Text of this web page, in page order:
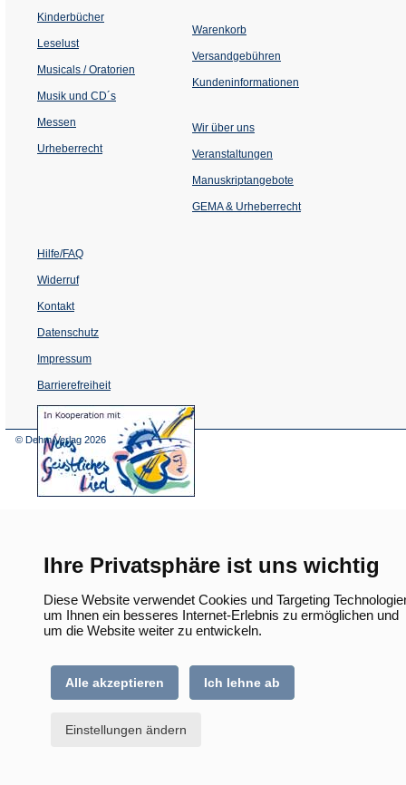
Ihre Privatsphäre ist uns wichtig
Diese Website verwendet Cookies und Targeting
um Ihnen ein besseres Internet-Erlebnis zu ermöglichen und
um die Website weiter zu entwickeln.
Alle akzeptieren Ich lehne ab
Einstellungen ändern
Kinderbücher
Leselust
Musicals / Oratorien
Musik und CD´s
Messen
Urheberrecht
Warenkorb
Versandgebühren
Kundeninformationen
Wir über uns
Veranstaltungen
einem
Tab)
Manuskriptangebote
GEMA & Urheberrecht
Hilfe/FAQ
Widerruf
Kontakt
Datenschutz
Impressum
Barrierefreiheit
(Öffnet
in
© Dehm Verlag 2026